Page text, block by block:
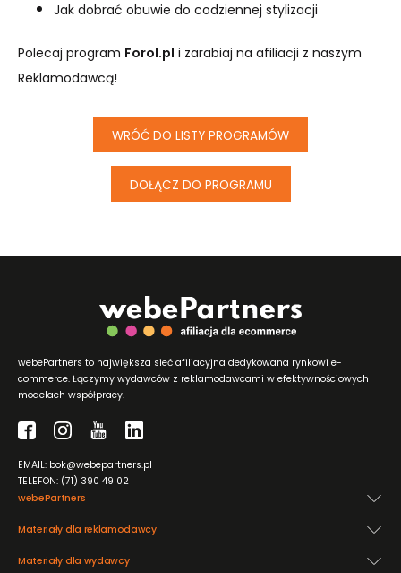
Jak dobrać obuwie do codziennej stylizacji
Polecaj program Forol.pl i zarabiaj na afiliacji z naszym
Reklamodawcą!
WRÓĆ DO LISTY PROGRAMÓW
DOŁĄCZ DO PROGRAMU
webePartners
Materiały dla reklamodawcy
Materiały dla wydawcy
webePartners to największa sieć afiliacyjna dedykowana rynkowi e-
commerce. Łączymy wydawców z reklamodawcami w efektywnościowych
modelach współpracy.
EMAIL: bok@webepartners.pl
TELEFON: (71) 390 49 02